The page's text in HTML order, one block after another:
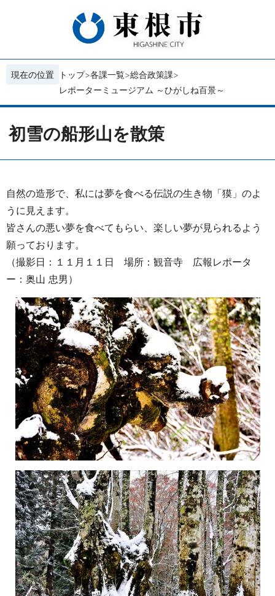
現在の位置 トップ 各課一覧 総合政策課
レポーターミュージアム ～ひがしね百景～
初雪の船形山を散策
自然の造形で、私には夢を食べる伝説の生き物「獏」のよ
うに見えます。
皆さんの悪い夢を食べてもらい、楽しい夢が見られるよう
願っております。
（撮影日：１１月１１ 日 場所：観音寺 広報レポータ
ー：奥山 忠男）